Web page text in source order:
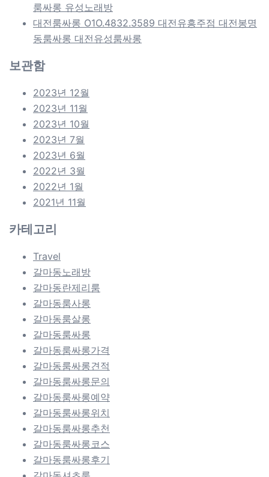
룸싸롱 유성노래방
대전룸싸롱 O1O.4832.3589 대전유흥주점 대전봉명
동룸싸롱 대전유성룸싸롱
보관함
2023년 12월
2023년 11월
2023년 10월
2023년 7월
2023년 6월
2022년 3월
2022년 1월
2021년 11월
카테고리
Travel
갈마동노래방
갈마동란제리룸
갈마동룸사롱
갈마동룸살롱
갈마동룸싸롱
갈마동룸싸롱가격
갈마동룸싸롱견적
갈마동룸싸롱문의
갈마동룸싸롱예약
갈마동룸싸롱위치
갈마동룸싸롱추천
갈마동룸싸롱코스
갈마동룸싸롱후기